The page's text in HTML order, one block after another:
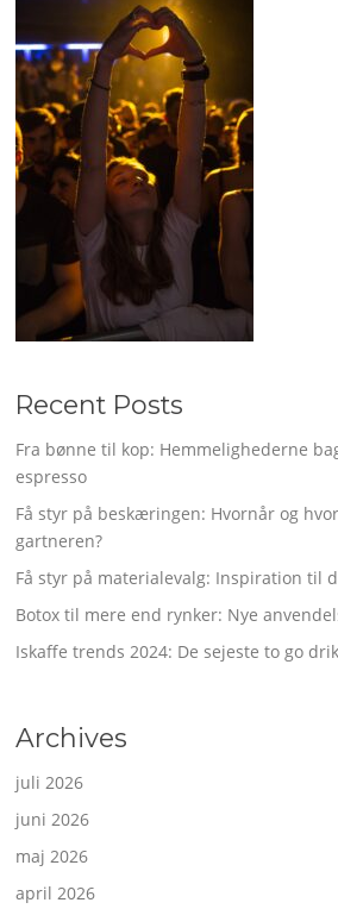
Recent Posts
Fra bønne til kop: Hemmelighederne
espresso
Få styr på beskæringen: Hvornår og
gartneren?
Få styr på materialevalg: Inspiration til
Botox til mere end rynker: Nye
Iskaffe trends 2024: De sejeste to go
Archives
juli 2026
juni 2026
maj 2026
april 2026